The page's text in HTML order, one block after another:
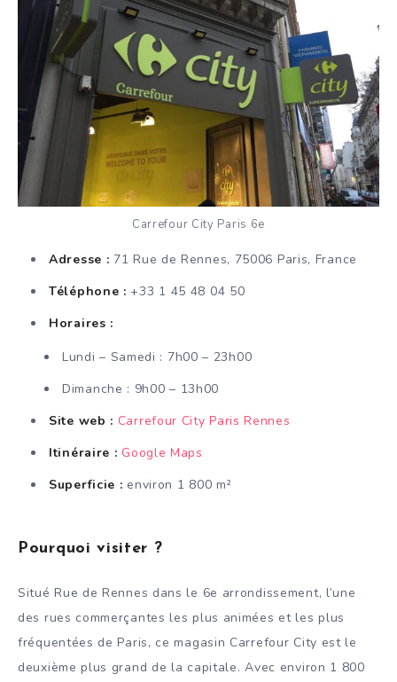
Carrefour City Paris 6e
Adresse : 71 Rue de Rennes, 75006 Paris, France
Téléphone : +33 1 45 48 04 50
Horaires :
Lundi – Samedi : 7h00 – 23h00
Dimanche : 9h00 – 13h00
Site web : Carrefour City Paris Rennes
Itinéraire : Google Maps
Superficie : environ 1 800 m²
Pourquoi visiter ?
Situé Rue de Rennes dans le 6e arrondissement, l’une
des rues commerçantes les plus animées et les plus
fréquentées de Paris, ce magasin Carrefour City est le
deuxième plus grand de la capitale. Avec environ 1 800